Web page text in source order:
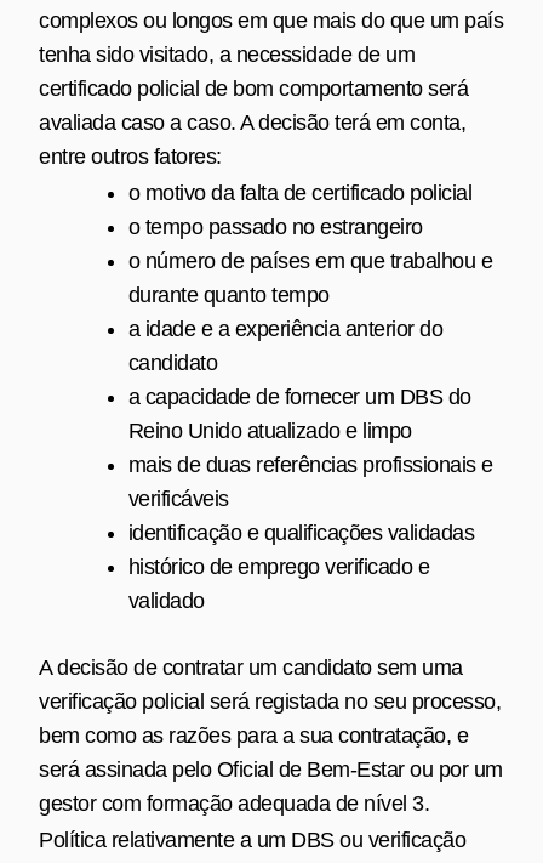
complexos ou longos em que mais do que um país
tenha sido visitado, a necessidade de um
certificado policial de bom comportamento será
avaliada caso a caso. A decisão terá em conta,
entre outros fatores:
o motivo da falta de certificado policial
o tempo passado no estrangeiro
o número de países em que trabalhou e
durante quanto tempo
a idade e a experiência anterior do
candidato
a capacidade de fornecer um DBS do
Reino Unido atualizado e limpo
mais de duas referências profissionais e
verificáveis
identificação e qualificações validadas
histórico de emprego verificado e
validado
A decisão de contratar um candidato sem uma
verificação policial será registada no seu processo,
bem como as razões para a sua contratação, e
será assinada pelo Oficial de Bem‑Estar ou por um
gestor com formação adequada de nível 3.
Política relativamente a um DBS ou verificação